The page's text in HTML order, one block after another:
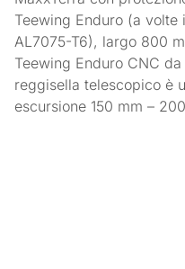
Teewing Enduro (a
AL7075-T6), largo 800
Teewing Enduro CNC
reggisella telescopico è
escursione 150 mm –